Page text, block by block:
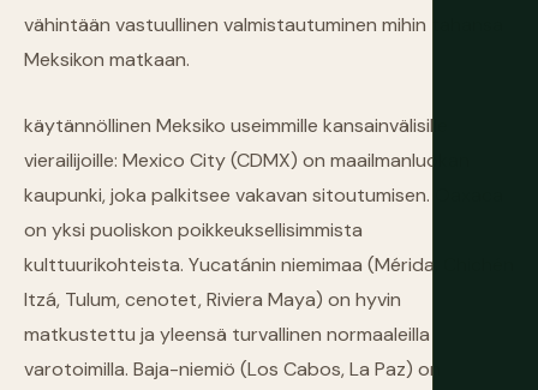
vähintään vastuullinen valmistautuminen mihin tahansa
Meksikon matkaan.
käytännöllinen Meksiko useimmille kansainvälisille
vierailijoille: Mexico City (CDMX) on maailmanluokan
kaupunki, joka palkitsee vakavan sitoutumisen. Oaxaca
on yksi puoliskon poikkeuksellisimmista
kulttuurikohteista. Yucatánin niemimaa (Mérida, Chichén
Itzá, Tulum, cenotet, Riviera Maya) on hyvin
matkustettu ja yleensä turvallinen normaaleilla
varotoimilla. Baja-niemiö (Los Cabos, La Paz) on